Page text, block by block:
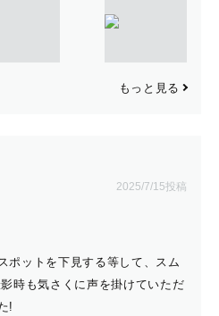
もっと見る
2025/7/15投稿
ポットを下見する等して、スム
時も気さくに声を掛けていただ
!